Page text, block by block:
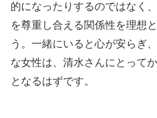
的になったりするのではなく
を尊重し合える関係性を理想
う。一緒にいると心が安らぎ
な女性は、清水さんにとって
となるはずです。